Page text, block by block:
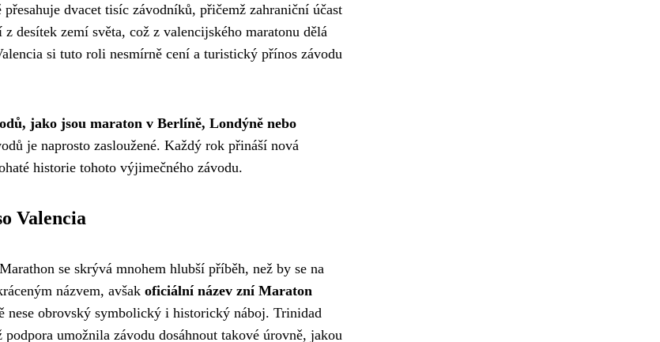
dvacet tisíc závodníků, přičemž zahraniční účast
zemí světa, což z valencijského maratonu dělá
si tuto roli nesmírně cení a turistický přínos závodu
jako jsou maraton v Berlíně, Londýně nebo
je naprosto zasloužené. Každý rok přináší nová
historie tohoto výjimečného závodu.
Valencia
se skrývá mnohem hlubší příběh, než by se na
názvem, avšak oficiální název zní Maraton
nese obrovský symbolický i historický náboj. Trinidad
umožnila závodu dosáhnout takové úrovně, jakou